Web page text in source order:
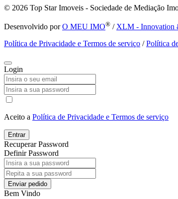
© 2026 Top Star Imoveis - Sociedade de Mediação
Desenvolvido porO MEU IMO® / XLM - Innovation
Política de Privacidade e Termos de serviço /Política
Login
Aceito a Política de Privacidade e Termos de serviço
Entrar
Recuperar Password
Definir Password
Enviar pedido
Bem Vindo